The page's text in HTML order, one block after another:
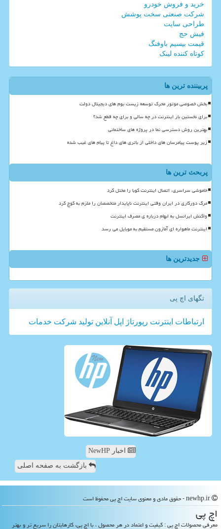
خرید و فروش خودرو
شرکت صنعتی سخت پوشش
طراحی سایت
فیش حج
قیمت بیسیم باوفنگ
کوتاه کننده لینک
پربیننده ترین ها
بخش خصوصی موتور محرک توسعه زیست بوم های دیجیتال دولت
برای نخستین بار اینترنت در چه سالی و برای چه قطع شد؟
بهترین روش دسترسی نما در پروژه های ساختمانی
زیر پوست پیامرسان های داخلی از باتری های داغ تا پیام های غیب شده
پربحث ترین ها
خاموشی سراسری، اتصال اینترنت کوبا را مختل کرد
مرگ دورکاری در ایران وقتی اینترنت ناپایدار متخصصان را ملزم به کوچ کرد
واکنش ایرانسل به ابهام درباره ی مصرف اینترنت
اینترنت ماهواره ای آمازون مستقیم به موبایل می رسد
جدیدترین ها
تگهای اچ پی
ارتباطات اینترنت رپورتاژ اپل آنلاین تولید شركت خدمات
اخبار NewHP
بازگشت به صفحه اصلی
اچ پی
معرفی محصولات اچ پی : کیفیت و اعتماد در هر محصول ، با اچ پی، کارهایتان را سریع تر و بهتر